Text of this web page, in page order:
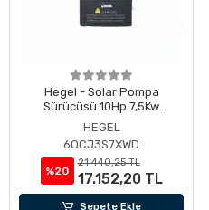
Hegel - Solar Pompa
Sürücüsü 10Hp 7,5Kw
Ac380V, Pv Giriş Max 900V,
Çalışma Dc 350-900V
HEGEL
6OCJ3S7XWD
%20
21.440,25 TL
17.152,20 TL
Sepete Ekle